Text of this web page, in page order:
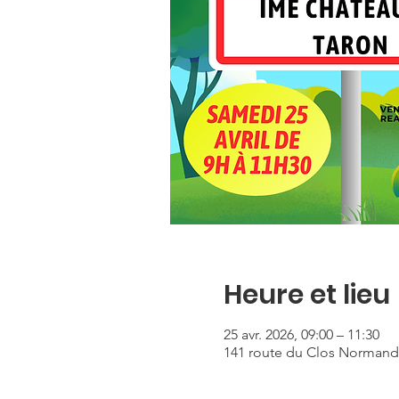
Heure et lieu
25 avr. 2026, 09:00 – 11:30
141 route du Clos Normand